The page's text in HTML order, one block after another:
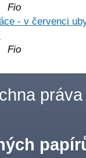
Fio
- v červenci
Fio
práva